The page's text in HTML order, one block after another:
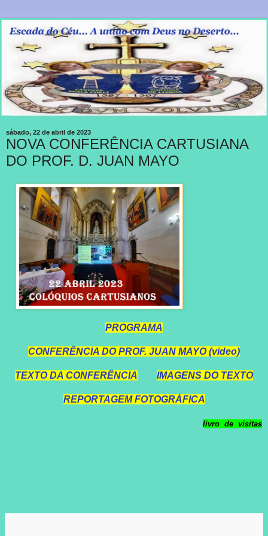
sábado, 22 de abril de 2023
NOVA CONFERÊNCIA CARTUSIANA
DO PROF. D. JUAN MAYO
PROGRAMA
CONFERÊNCIA DO PROF. JUAN MAYO (video)
TEXTO DA CONFERÊNCIA IMAGENS DO TEXTO
REPORTAGEM FOTOGRÁFICA
livro de visitas